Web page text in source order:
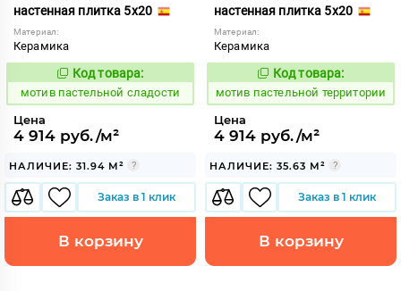
настенная плитка 5x20
Материал:
Керамика
1039970
Код товара:
мотив пастельной сладости
Цена
4 914 руб./м²
НАЛИЧИЕ: 31.94 М²
Заказ в 1 клик
В корзину
настенная плитка 5x20
Материал:
Керамика
1039979
Код товара:
мотив пастельной территории
Цена
4 914 руб./м²
НАЛИЧИЕ: 35.63 М²
Заказ в 1 клик
В корзину